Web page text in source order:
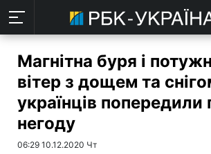
Магнітна буря і
вітер з дощем та
українців попередили
негоду
06:29 10.12.2020 Чт